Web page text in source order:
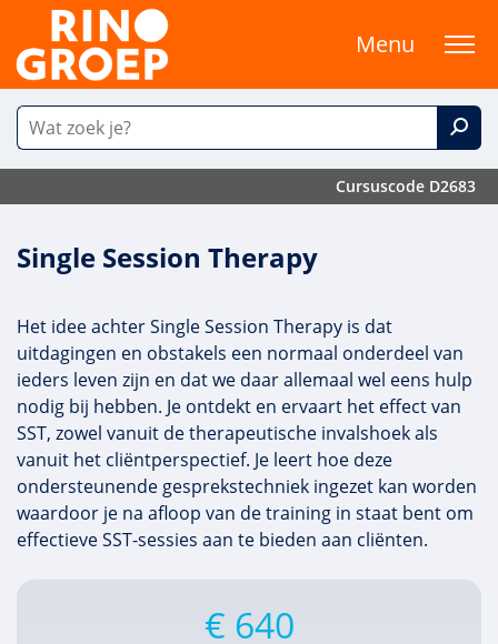
Menu
Cursuscode D2683
Single Session Therapy
Het idee achter Single Session Therapy is dat
uitdagingen en obstakels een normaal onderdeel van
ieders leven zijn en dat we daar allemaal wel eens hulp
nodig bij hebben. Je ontdekt en ervaart het effect van
SST, zowel vanuit de therapeutische invalshoek als
vanuit het cliëntperspectief. Je leert hoe deze
ondersteunende gesprekstechniek ingezet kan worden
waardoor je na afloop van de training in staat bent om
effectieve SST-sessies aan te bieden aan cliënten.
€ 640